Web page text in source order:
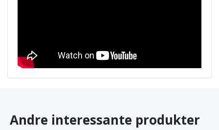
Andre interessante produkter